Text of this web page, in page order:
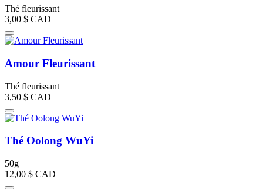
Thé fleurissant
3,00 $ CAD
Amour Fleurissant
Thé fleurissant
3,50 $ CAD
Thé Oolong WuYi
50g
12,00 $ CAD